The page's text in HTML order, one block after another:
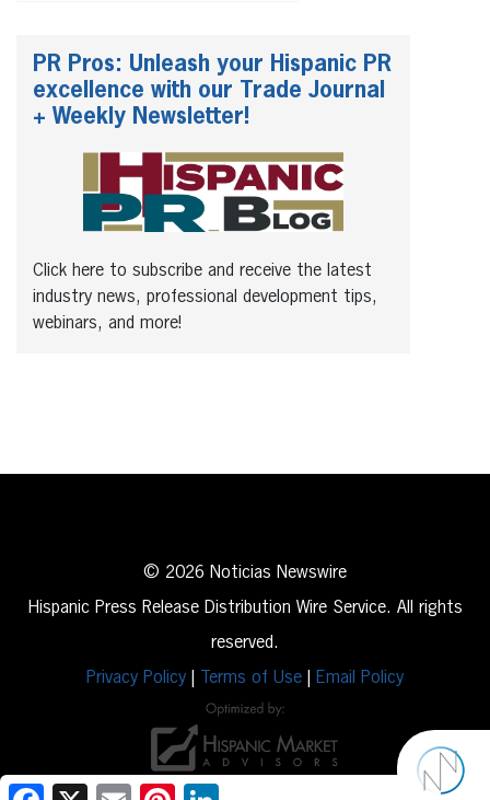
PR Pros: Unleash your Hispanic PR
excellence with our Trade Journal
+ Weekly Newsletter!
Click here to subscribe and receive the latest
industry news, professional development tips,
webinars, and more!
© 2026 Noticias Newswire
Hispanic Press Release Distribution Wire Service. All rights
reserved.
Privacy Policy
Terms of Use Email Policy
Facebook
X Email Pinterest